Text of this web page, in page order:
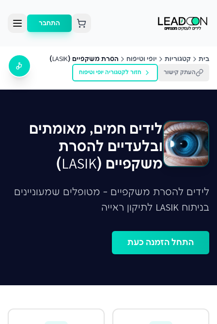
התחבר
בית קטגוריות יופי וטיפוח הסרת משקפיים (LASIK)
העתק קישור חזור לקטגוריה יופי וטיפוח
לידים חמים, מאומתים
ובלעדיים להסרת
משקפיים (LASIK)
לידים להסרת משקפיים - מטופלים שמעוניינים
בניתוח LASIK לתיקון ראייה
התחל הזמנה כעת